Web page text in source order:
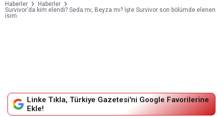
Haberler
Haberler
Survivor'da kim elendi? Seda mı, Beyza mı? İşte Survivor son bölümde elenen
isim
Linke Tıkla, Türkiye Gazetesi'ni Google Favorilerine
Ekle!